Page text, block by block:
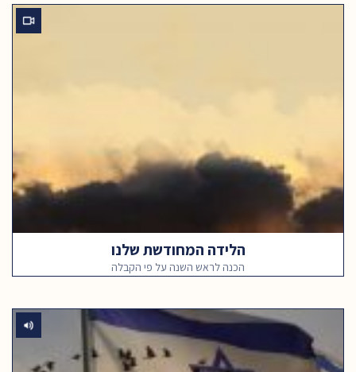
הלידה המחודשת שלנו
הכנה לראש השנה על פי הקבלה